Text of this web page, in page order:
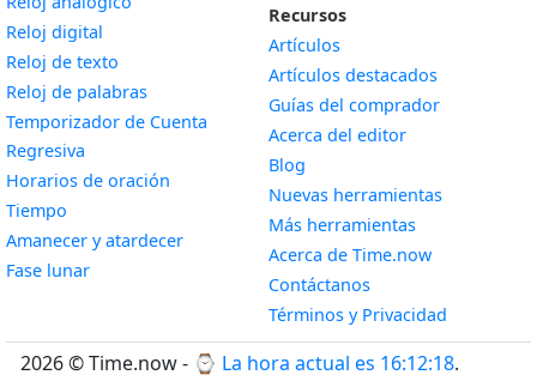
Reloj digital
Reloj de texto
Reloj de palabras
Temporizador de Cuenta
Regresiva
Horarios de oración
Tiempo
Amanecer y atardecerWidget
Fase lunarWidget
Recursos
Artículos
Artículos destacados
Guías del comprador
Acerca del editor
Blog
Nuevas herramientas
Más herramientas
Acerca de Time.now
Contáctanos
Términos y Privacidad
2026 © Time.now - ⌚ La hora actual es 16:12:19.